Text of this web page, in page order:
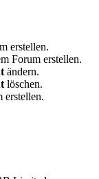
erstellen.
Forum erstellen.
ändern.
löschen.
erstellen.